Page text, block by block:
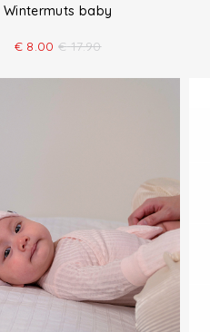
Wintermuts baby
€ 8.00 € 17.90